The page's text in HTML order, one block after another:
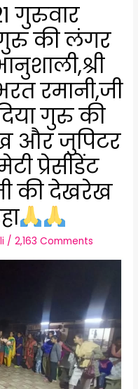
गुरुवार
की लंगर
रमानी,जी
गुरु की
और जुपिटर
प्रेसीडेंट
की देखरेख
/2,163 Comments